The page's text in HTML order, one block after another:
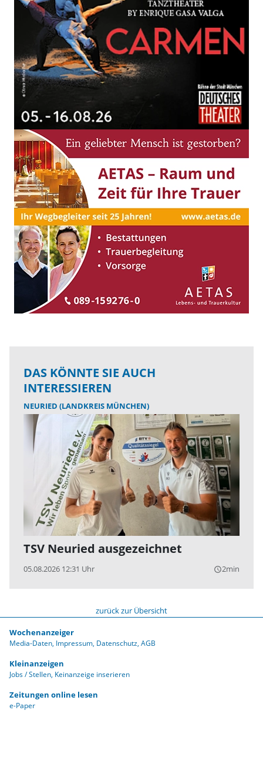
DAS KÖNNTE SIE AUCH
INTERESSIEREN
NEURIED (LANDKREIS MÜNCHEN)
TSV Neuried ausgezeichnet
05.08.2026 12:31 Uhr query_builder2min
zurück zur Übersicht
Wochenanzeiger
Media-Daten Impressum Datenschutz AGB
Kleinanzeigen
Jobs / Stellen Keinanzeige inserieren
Zeitungen online lesen
e-Paper